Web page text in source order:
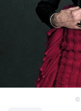
©